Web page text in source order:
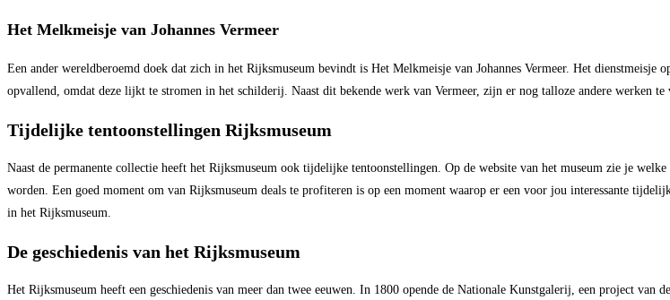
Het Melkmeisje van Johannes Vermeer
Een ander wereldberoemd doek dat zich in het Rijksmuseum bevindt is Het Melkmeisje van Johannes Vermeer. Het
opvallend, omdat deze lijkt te stromen in het schilderij. Naast dit bekende werk van Vermeer, zijn er nog talloze andere werken
Tijdelijke tentoonstellingen Rijksmuseum
Naast de permanente collectie heeft het Rijksmuseum ook tijdelijke tentoonstellingen. Op de website van het museum zie je
worden. Een goed moment om van Rijksmuseum deals te profiteren is op een moment waarop er een voor jou interessante
in het Rijksmuseum.
De geschiedenis van het Rijksmuseum
Het Rijksmuseum heeft een geschiedenis van meer dan twee eeuwen. In 1800 opende de Nationale Kunstgalerij, een project